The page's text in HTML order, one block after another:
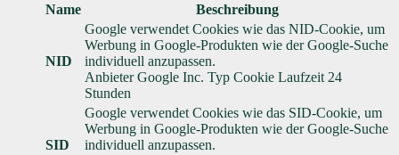
Name
Beschreibung
NID
Google verwendet Cookies wie das NID-Cookie, um
Werbung in Google-Produkten wie der Google-Suche
individuell anzupassen.
Anbieter Google Inc. Typ Cookie Laufzeit 24
Stunden
SID
Google verwendet Cookies wie das SID-Cookie, um
Werbung in Google-Produkten wie der Google-Suche
individuell anzupassen.